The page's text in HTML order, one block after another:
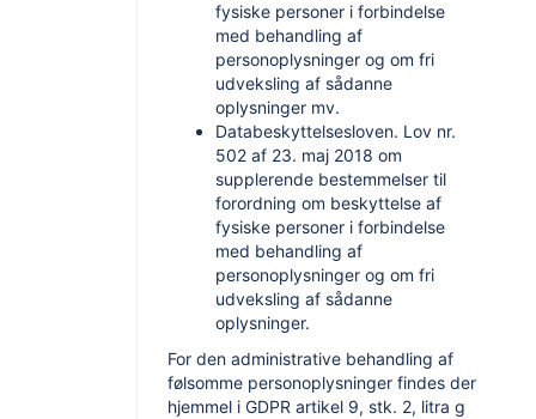
fysiske personer i forbindelse
med behandling af
personoplysninger og om fri
udveksling af sådanne
oplysninger mv.
Databeskyttelsesloven. Lov nr.
502 af 23. maj 2018 om
supplerende bestemmelser til
forordning om beskyttelse af
fysiske personer i forbindelse
med behandling af
personoplysninger og om fri
udveksling af sådanne
oplysninger.
For den administrative behandling af
følsomme personoplysninger findes der
hjemmel i GDPR artikel 9, stk. 2, litra g